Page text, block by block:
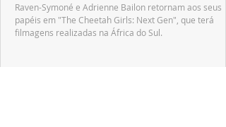
Raven-Symoné e Adrienne Bailon retornam aos seus
papéis em "The Cheetah Girls: Next Gen", que terá
filmagens realizadas na África do Sul.